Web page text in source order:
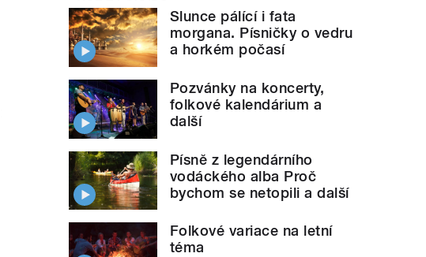
Slunce pálící i fata
morgana. Písničky o vedru
a horkém počasí
Pozvánky na koncerty,
folkové kalendárium a
další
Písně z legendárního
vodáckého alba Proč
bychom se netopili a další
Folkové variace na letní
téma